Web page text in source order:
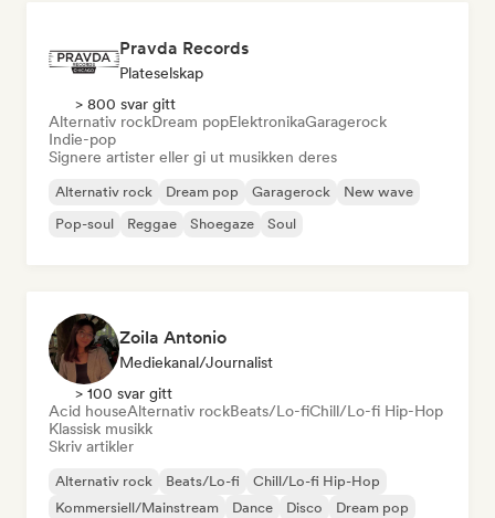
Pravda Records
Plateselskap
> 800 svar gitt
Alternativ rockDream popElektronikaGaragerock
Indie-pop
Signere artister eller gi ut musikken deres
Alternativ rock Dream pop Garagerock
New wave
Pop-soul
Reggae Shoegaze Soul
Zoila Antonio
Mediekanal/journalist
> 100 svar gitt
Acid houseAlternativ rockBeats/Lo-fiChill/Lo-fi Hip-Hop
Klassisk musikk
Skriv artikler
Alternativ rock Beats/Lo-fi
Chill/Lo-fi Hip-Hop
Kommersiell/Mainstream
Dance Disco
Dream pop